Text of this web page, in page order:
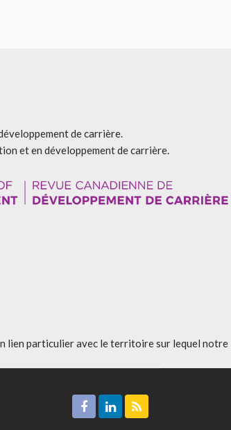
de carrière.
et en développement de carrière.
lien particulier avec le territoire sur lequel notre